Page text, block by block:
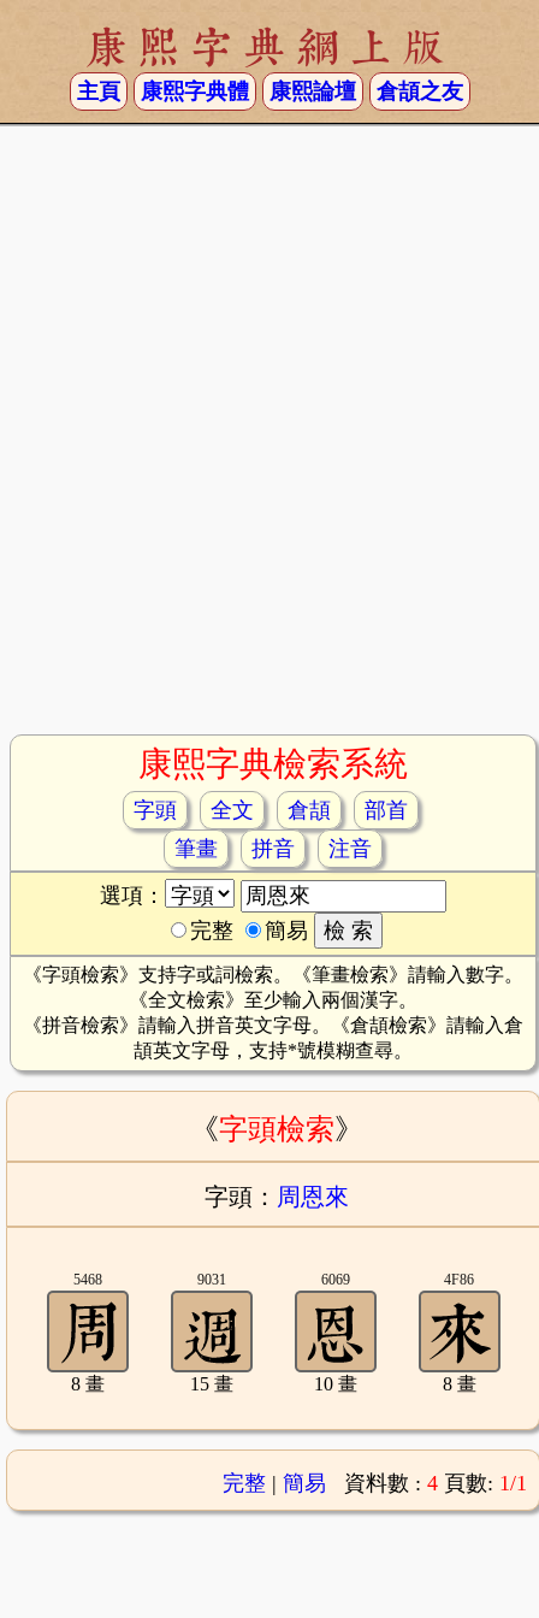
康熙字典網上版
主頁 康熙字典體 康熙論壇 倉頡之友
康熙字典檢索系統
字頭 全文 倉頡
部首
筆畫
拼音
注音
選項：
完整
簡易
《字頭檢索》支持字或詞檢索。《筆畫檢索》請輸入數字。
《全文檢索》至少輸入兩個漢字。
《拼音檢索》請輸入拼音英文字母。《倉頡檢索》請輸入倉
頡英文字母，支持*號模糊查尋。
《字頭檢索》
字頭： 周恩來
5468
8 畫
9031
15 畫
6069
10 畫
4F86
8 畫
完整| 簡易 資料數 : 4 頁數: 1/1